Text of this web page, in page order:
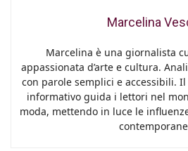
Marcelina
Marcelina è una giornalista
appassionata d’arte e cultura.
con parole semplici e accessibili.
informativo guida i lettori nel
moda, mettendo in luce le